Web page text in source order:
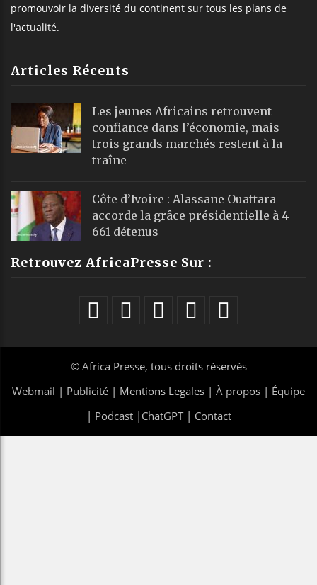
promouvoir la diversité du continent sur tous les plans de
l'actualité.
Articles Récents
Les jeunes Africains retrouvent
confiance dans l’économie, mais
trois grands marchés restent à la
traîne
Côte d’Ivoire : Alassane Ouattara
accorde la grâce présidentielle à 4
661 détenus
Retrouvez AfricaPresse Sur :
© Africa Presse, tous droits réservés
Webmail | Publicité | Mentions Legales | À propos | Équipe
| Podcast| ChatGPT| Contact